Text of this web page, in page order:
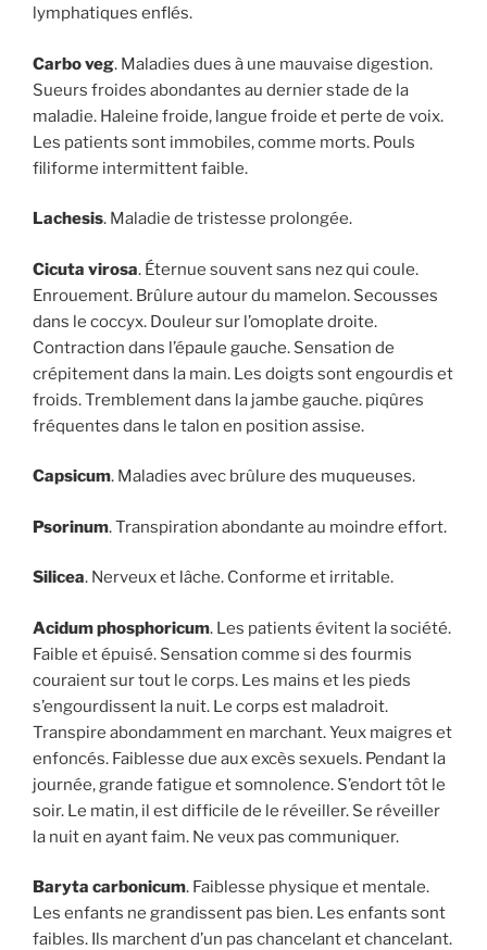
lymphatiques enflés.
Carbo veg. Maladies dues à une mauvaise digestion.
Sueurs froides abondantes au dernier stade de la
maladie. Haleine froide, langue froide et perte de voix.
Les patients sont immobiles, comme morts. Pouls
filiforme intermittent faible.
Lachesis. Maladie de tristesse prolongée.
Cicuta virosa. Éternue souvent sans nez qui coule.
Enrouement. Brûlure autour du mamelon. Secousses
dans le coccyx. Douleur sur l’omoplate droite.
Contraction dans l’épaule gauche. Sensation de
crépitement dans la main. Les doigts sont engourdis et
froids. Tremblement dans la jambe gauche. piqûres
fréquentes dans le talon en position assise.
Capsicum. Maladies avec brûlure des muqueuses.
Psorinum. Transpiration abondante au moindre effort.
Silicea. Nerveux et lâche. Conforme et irritable.
Acidum phosphoricum. Les patients évitent la société.
Faible et épuisé. Sensation comme si des fourmis
couraient sur tout le corps. Les mains et les pieds
s’engourdissent la nuit. Le corps est maladroit.
Transpire abondamment en marchant. Yeux maigres et
enfoncés. Faiblesse due aux excès sexuels. Pendant la
journée, grande fatigue et somnolence. S’endort tôt le
soir. Le matin, il est difficile de le réveiller. Se réveiller
la nuit en ayant faim. Ne veux pas communiquer.
Baryta carbonicum. Faiblesse physique et mentale.
Les enfants ne grandissent pas bien. Les enfants sont
faibles. Ils marchent d’un pas chancelant et chancelant.